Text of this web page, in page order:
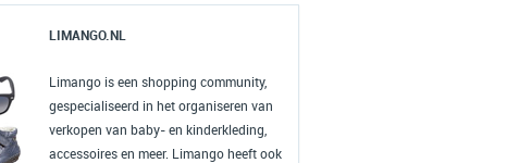
LIMANGO.NL
Limango is een shopping community,
gespecialiseerd in het organiseren van
verkopen van baby- en kinderkleding,
accessoires en meer. Limango heeft ook